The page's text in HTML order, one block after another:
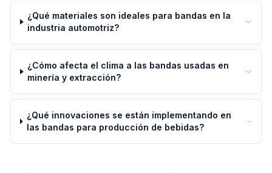
¿Qué materiales son ideales para bandas en la
industria automotriz?
¿Cómo afecta el clima a las bandas usadas en
minería y extracción?
¿Qué innovaciones se están implementando en
las bandas para producción de bebidas?